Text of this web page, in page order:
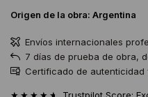
Origen de la obra: Argentina
Envíos internacionales
7 días de prueba de obra,
Certificado de autenticidad